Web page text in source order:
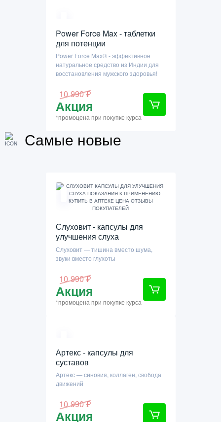
Power Force Max - таблетки
для потенции
Power Force Max® - эффективное
натуральное средство из Индии для
восстановления мужского здоровья!
10 990 ₽
Акция
*промоцена при покупке курса
Самые новые
Слуховит - капсулы для
улучшения слуха
Слуховит — тишина вместо шума,
звуки вместо глухоты
10 990 ₽
Акция
*промоцена при покупке курса
Артекс - капсулы для
суставов
Артекс — синовия, коллаген, свобода
движений
10 990 ₽
Акция